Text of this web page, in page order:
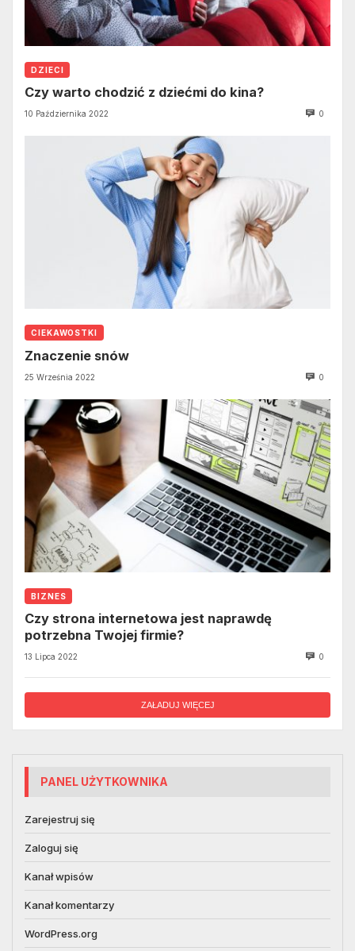
DZIECI
Czy warto chodzić z dziećmi do kina?
10 Października 2022 0
CIEKAWOSTKI
Znaczenie snów
25 Września 2022 0
BIZNES
Czy strona internetowa jest naprawdę
potrzebna Twojej firmie?
13 Lipca 2022 0
ZAŁADUJ WIĘCEJ
PANEL UŻYTKOWNIKA
Zarejestruj się
Zaloguj się
Kanał wpisów
Kanał komentarzy
WordPress.org